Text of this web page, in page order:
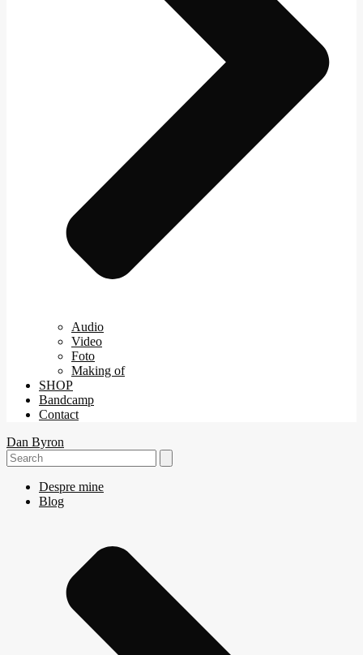
Audio
Video
Foto
Making of
SHOP
Bandcamp
Contact
Dan Byron
Search
for:
Despre mine
Blog